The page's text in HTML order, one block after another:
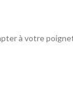
à votre